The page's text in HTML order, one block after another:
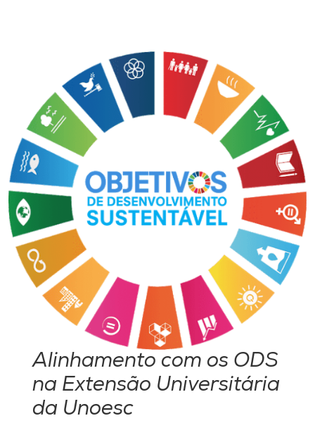
Diplomados
Cultura
CPA
Biblioteca
Editora
Rádio
Unoesc
Store
Alinhamento com os ODS
na Extensão Universitária
da Unoesc